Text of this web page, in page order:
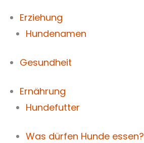
Erziehung
Hundenamen
Gesundheit
Ernährung
Hundefutter
Was dürfen Hunde essen?